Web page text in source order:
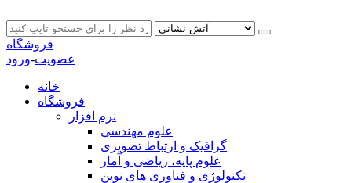
فروشگاه
عضویت-ورود
خانه
فروشگاه
نرم افزار
علوم مهندسی
گرافیک و ارتباط تصویری
علوم پایه، ریاضی و آمار
تکنولوژی و فناوری های نوین